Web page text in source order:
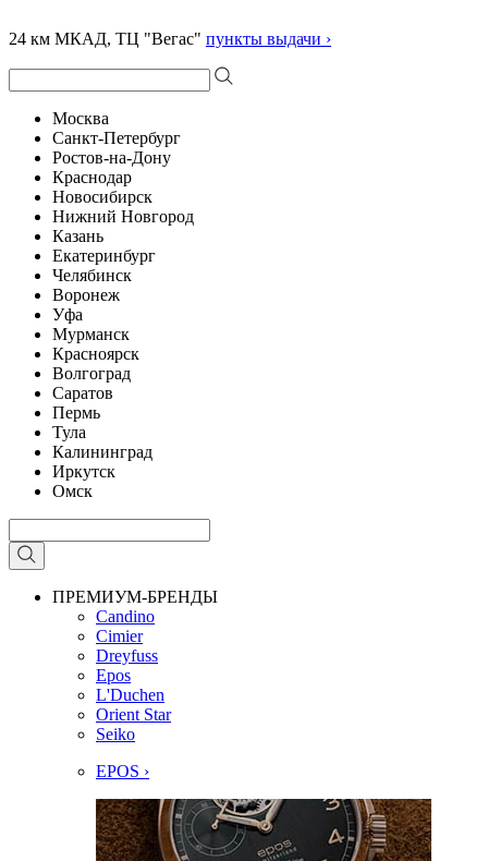
24 км МКАД, ТЦ "Вегас" пункты выдачи ›
Москва
Санкт-Петербург
Ростов-на-Дону
Краснодар
Новосибирск
Нижний Новгород
Казань
Екатеринбург
Челябинск
Воронеж
Уфа
Мурманск
Красноярск
Волгоград
Саратов
Пермь
Тула
Калининград
Иркутск
Омск
ПРЕМИУМ-БРЕНДЫ
Candino
Cimier
Dreyfuss
Epos
L'Duchen
Orient Star
Seiko
EPOS ›